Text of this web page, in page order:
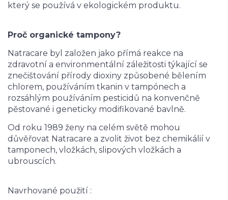
který se používá v ekologickém produktu.
Proč organické tampony?
Natracare byl založen jako přímá reakce na
zdravotní a environmentální záležitosti týkající se
znečištování přírody dioxiny způsobené bělením
chlorem, používáním tkanin v tampónech a
rozsáhlým používáním pesticidů na konvenčně
pěstované i geneticky modifikované bavlně.
Od roku 1989 ženy na celém světě mohou
důvěřovat Natracare a zvolit život bez chemikálií v
tamponech, vložkách, slipových vložkách a
ubrouscích.
Navrhované použití :